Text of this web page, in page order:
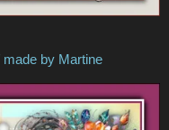
by Maibernie
Martine